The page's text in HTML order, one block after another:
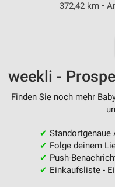
372,42 km •
weekli -
Finden Sie noch mehr
✔ Standortgenaue
✔ Folge deinem
✔ Push-
✔ Einkaufsliste -